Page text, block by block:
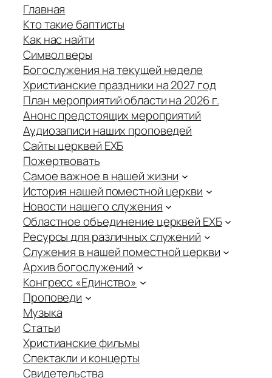
Главная
Кто такие баптисты
Как нас найти
Символ веры
Богослужения на текущей неделе
Христианские праздники на 2027 год
План мероприятий области на 2026 г.
Анонс предстоящих мероприятий
Аудиозаписи наших проповедей
Сайты церквей ЕХБ
Пожертвовать
Самое важное в нашей жизни
История нашей поместной церкви
Новости нашего служения
Областное объединение церквей ЕХБ
Ресурсы для различных служений
Служения в нашей поместной церкви
Архив богослужений
Конгресс «Единство»
Проповеди
Музыка
Статьи
Христианские фильмы
Спектакли и концерты
Свидетельства